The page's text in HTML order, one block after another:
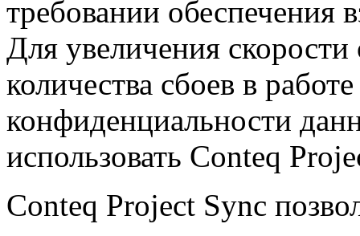
требовании обеспечения
Для увеличения
количества сбоев в
конфиденциальности
использовать Conteq
Conteq Project Sync